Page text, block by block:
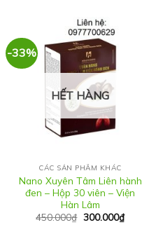
-33%
HẾT HÀNG
CÁC SẢN PHẨM KHÁC
Nano Xuyên Tâm Liên hành
đen – Hộp 30 viên – Viện
Hàn Lâm
450.000₫ Giá
300.000₫Giá
hiện